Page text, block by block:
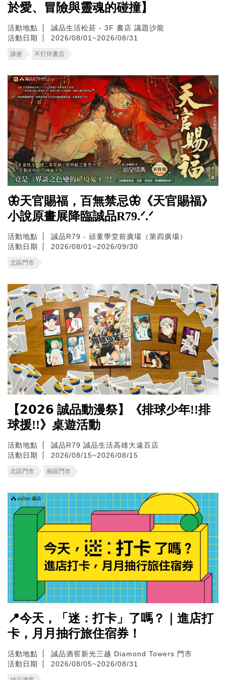
於愛、冒險與靈魂的碰撞】
活動地點
誠品生活松菸 - 3F 書店 議題沙龍
活動日期
2026/08/01~2026/08/31
講座 不打烊書店
🦋天官賜福，百無禁忌🦋《天官賜福》
小說原畫展降臨誠品R79.ᐟ.ᐟ
活動地點
誠品R79 - 頑童學堂前廣場（第四廣場）
活動日期
2026/08/01~2026/09/30
北區門市
【𝟮𝟬𝟮𝟲 誠品動漫祭】《排球少年!!排
球援!!》桌遊活動
活動地點 誠品R79 誠品生活高雄大遠百店
活動日期
2026/08/15~2026/08/15
北區門市 南區門市
📍今天，「迷：打卡」了嗎？｜進店打
卡，月月抽行旅住宿券！
活動地點
誠品酒窖新光三越 Diamond Towers 門市
活動日期
2026/08/05~2026/08/31